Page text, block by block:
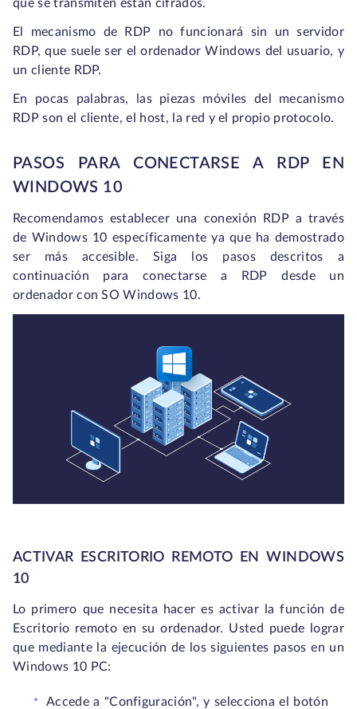
que se transmiten están cifrados.
El mecanismo de RDP no funcionará sin un servidor
RDP, que suele ser el ordenador Windows del usuario, y
un cliente RDP.
En pocas palabras, las piezas móviles del mecanismo
RDP son el cliente, el host, la red y el propio protocolo.
PASOS PARA CONECTARSE A RDP EN
WINDOWS 10
Recomendamos establecer una conexión RDP a través
de Windows 10 específicamente ya que ha demostrado
ser más accesible. Siga los pasos descritos a
continuación para conectarse a RDP desde un
ordenador con SO Windows 10.
ACTIVAR ESCRITORIO REMOTO EN WINDOWS
10
Lo primero que necesita hacer es activar la función de
Escritorio remoto en su ordenador. Usted puede lograr
que mediante la ejecución de los siguientes pasos en un
Windows 10 PC:
Accede a "Configuración", y selecciona el botón